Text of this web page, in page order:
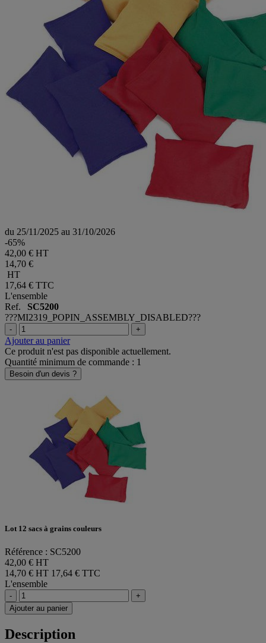
du 25/11/2025 au 31/10/2026
-65%
42,00 € HT
14,70 €
HT
17,64 € TTC
L'ensemble
Ref. SC5200
???MI2319_POPIN_ASSEMBLY_DISABLED???
- +
Ajouter au panier
Ce produit n'est pas disponible actuellement.
Quantité minimum de commande : 1
Besoin d'un devis ?
Lot 12 sacs à grains couleurs
Référence : SC5200
42,00 € HT
14,70 € HT 17,64 € TTC
L'ensemble
-
+
Ajouter au panier
Description